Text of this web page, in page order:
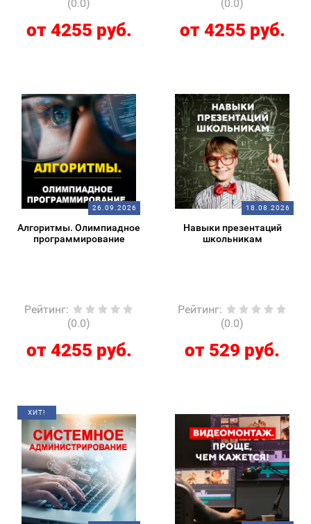
(0.0)
от 4255 руб.
(0.0)
от 4255 руб.
26.09.2026
Алгоритмы. Олимпиадное
программирование
Рейтинг:
(0.0)
от 4255 руб.
18.08.2026
Навыки презентаций
школьникам
Рейтинг:
(0.0)
от 529 руб.
ХИТ!